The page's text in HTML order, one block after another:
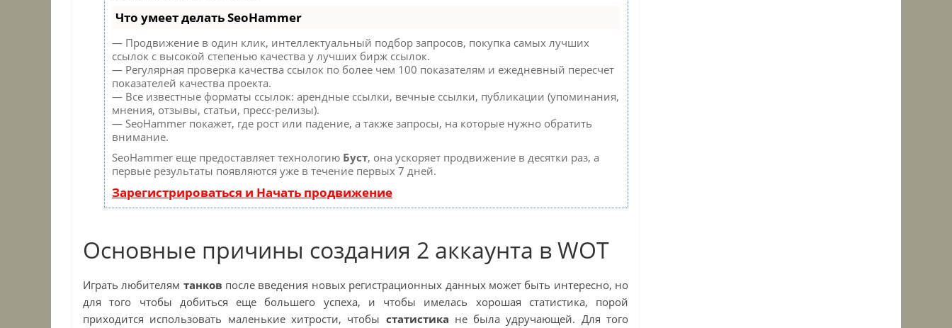
Что умеет делать SeoHammer
— Продвижение в один клик, интеллектуальный подбор запросов, покупка самых лучших
ссылок с высокой степенью качества у лучших бирж ссылок.
— Регулярная проверка качества ссылок по более чем 100 показателям и ежедневный пересчет
показателей качества проекта.
— Все известные форматы ссылок: арендные ссылки, вечные ссылки, публикации (упоминания,
мнения, отзывы, статьи, пресс-релизы).
— SeoHammer покажет, где рост или падение, а также запросы, на которые нужно обратить
внимание.
SeoHammer еще предоставляет технологию Буст, она ускоряет продвижение в десятки раз, а
первые результаты появляются уже в течение первых 7 дней.
Зарегистрироваться и Начать продвижение
Основные причины создания 2 аккаунта вWOT
Играть любителям танков после введения новых регистрационных данных может быть интересно, но
для того чтобы добиться еще большего успеха, и чтобы имелась хорошая статистика, порой
приходится использовать маленькие хитрости, чтобы статистика не была удручающей. Для того